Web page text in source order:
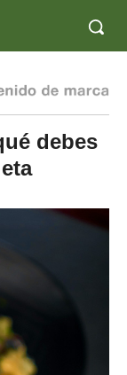
debes